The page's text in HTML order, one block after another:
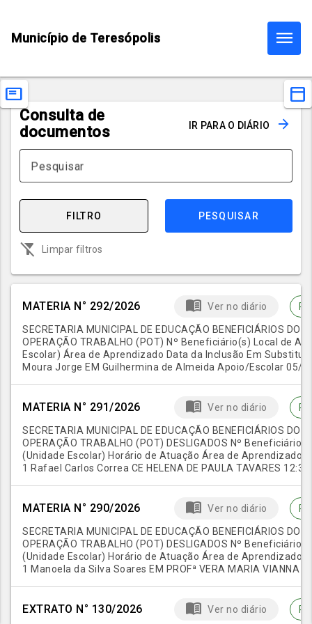
Município de Teresópolis menu
featured_play_list
Consulta de
documentos
IR PARA O DIÁRIO arrow_forward
Pesquisar
FILTRO PESQUISAR
filter_alt_off Limpar filtros
MATÉRIA N° 292/2026 menu_book Ver no diário
SECRETARIA MUNICIPAL DE EDUCAÇÃO BENEFICIÁRIOS DO
OPERAÇÃO TRABALHO (POT) Nº Beneficiário(s) Local de
Escolar) Área de Aprendizado Data da Inclusão Em
Moura Jorge EM Guilhermina de Almeida Apoio/Escolar 05/
Perrote (desligada em 03/08/2026)
MATÉRIA N° 291/2026 menu_book Ver no diário
SECRETARIA MUNICIPAL DE EDUCAÇÃO BENEFICIÁRIOS DO
OPERAÇÃO TRABALHO (POT) DESLIGADOS Nº
(Unidade Escolar) Horário de Atuação Área de Aprendizado
1 Rafael Carlos Correa CE HELENA DE PAULA TAVARES
MATÉRIA N° 290/2026 menu_book Ver no diário
SECRETARIA MUNICIPAL DE EDUCAÇÃO BENEFICIÁRIOS DO
OPERAÇÃO TRABALHO (POT) DESLIGADOS Nº
(Unidade Escolar) Horário de Atuação Área de Aprendizado
1 Manoela da Silva Soares EM PROFª VERA MARIA VIANNA
EXTRATO N° 130/2026 menu_book Ver no diário
toolbar